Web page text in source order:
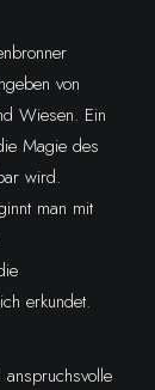
von
Wiesen. Ein
Magie des
wird.
man mit
erkundet.